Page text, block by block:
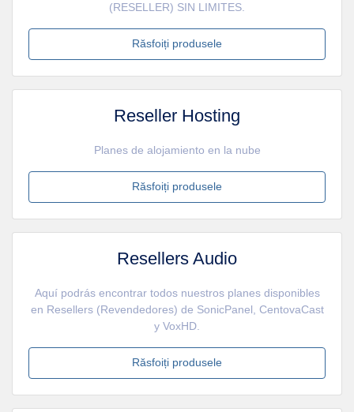
(RESELLER) SIN LIMITES.
Răsfoiți produsele
Reseller Hosting
Planes de alojamiento en la nube
Răsfoiți produsele
Resellers Audio
Aquí podrás encontrar todos nuestros planes disponibles
en Resellers (Revendedores) de SonicPanel, CentovaCast
y VoxHD.
Răsfoiți produsele